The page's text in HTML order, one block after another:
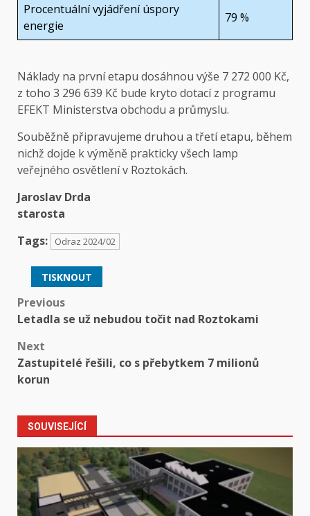
Procentuální vyjádření úspory
energie
79 %
Náklady na první etapu dosáhnou výše 7 272 000 Kč,
z toho 3 296 639 Kč bude kryto dotací z programu
EFEKT Ministerstva obchodu a průmyslu.
Souběžně připravujeme druhou a třetí etapu, během
nichž dojde k výměně prakticky všech lamp
veřejného osvětlení v Roztokách.
Jaroslav Drda
starosta
Tags:
Odraz 2024/02
TISKNOUT
Post
Previous
Letadla se už nebudou točit nad Roztokami
Next
Zastupitelé řešili, co s přebytkem 7 milionů
korun
SOUVISEJÍCÍ